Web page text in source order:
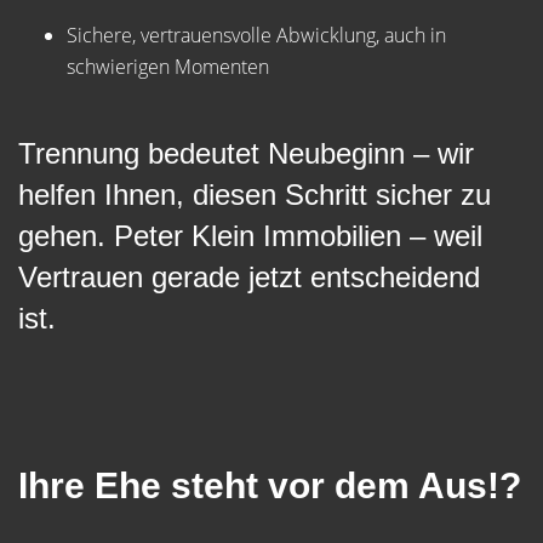
Sichere, vertrauensvolle Abwicklung, auch in
schwierigen Momenten
Trennung bedeutet Neubeginn – wir
helfen Ihnen, diesen Schritt sicher zu
gehen. Peter Klein Immobilien – weil
Vertrauen gerade jetzt entscheidend
ist.
Ihre Ehe steht vor dem Aus!?